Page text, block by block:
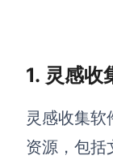
涂鸦画板
敏捷实践
1. 灵感收
灵感收集软
资源，包括